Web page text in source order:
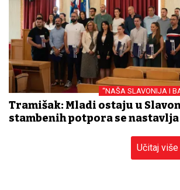
“NAŠA SLAVONIJA I
Tramišak: Mladi ostaju u
stambenih potpora se nastavlja
Učitaj više